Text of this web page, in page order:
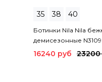
35 38 40
Ботинки Nila Nila
демисезонные N3109
16240 руб 23200